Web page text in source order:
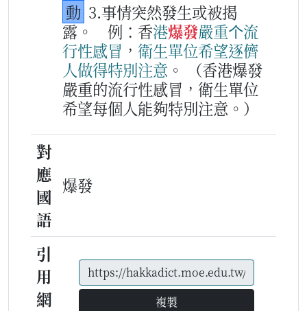
動 3.事情突然發生或被揭
露。
例：香港爆發嚴重个流
行性感冒 ， 衛生單位希望逐儕
人做得特別注意 。
（香港爆發
嚴重的流行性感冒，衛生單位
希望每個人能夠特別注意。）
對
應
國
語
爆發
引
用
網
複製